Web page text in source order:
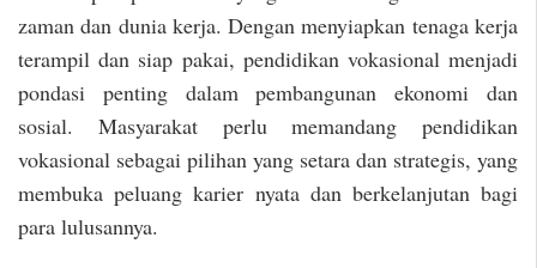
zaman dan dunia kerja. Dengan menyiapkan tenaga kerja
terampil dan siap pakai, pendidikan vokasional menjadi
pondasi penting dalam pembangunan ekonomi dan
sosial. Masyarakat perlu memandang pendidikan
vokasional sebagai pilihan yang setara dan strategis, yang
membuka peluang karier nyata dan berkelanjutan bagi
para lulusannya.